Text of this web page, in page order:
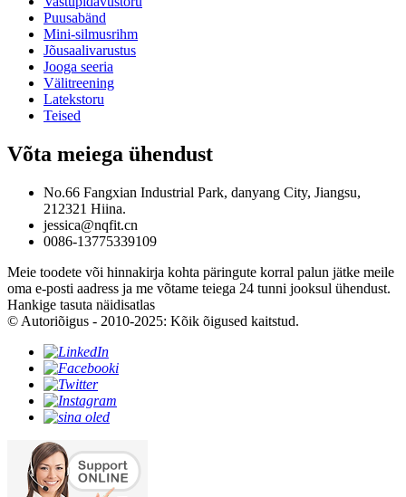
Puusabänd
Mini-silmusrihm
Jõusaalivarustus
Jooga seeria
Välitreening
Latekstoru
Teised
Võta meiega ühendust
No.66 Fangxian Industrial Park, danyang City, Jiangsu,
212321 Hiina.
jessica@nqfit.cn
0086-13775339109
Meie toodete või hinnakirja kohta päringute korral palun jätke meile
oma e-posti aadress ja me võtame teiega 24 tunni jooksul ühendust.
Hankige tasuta näidisatlas
© Autoriõigus - 2010-2025: Kõik õigused kaitstud.